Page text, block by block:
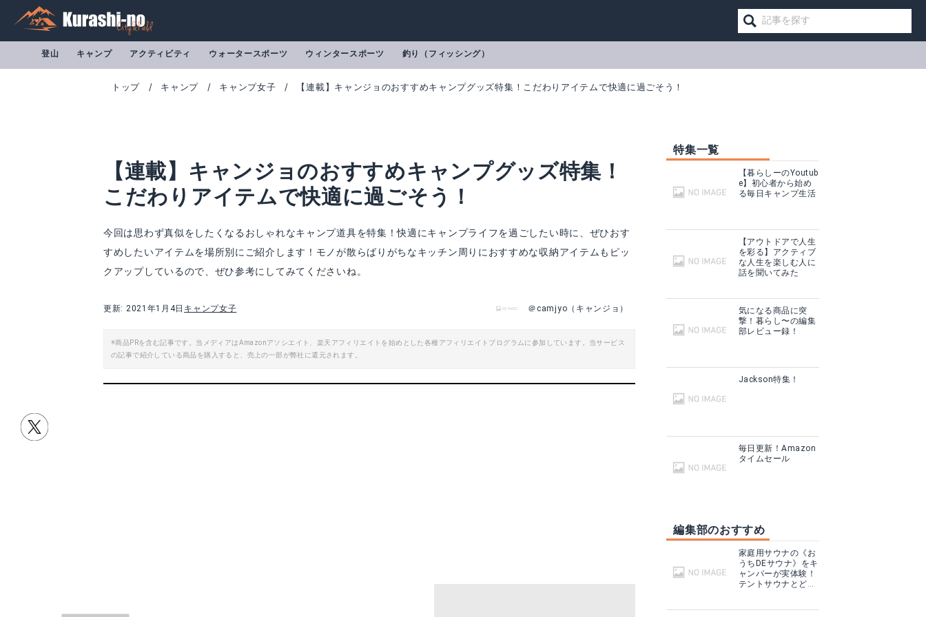
登山 キャンプ アクティビティ ウォータースポーツ ウィンタースポーツ 釣り（フィッシング）
トップ キャンプ キャンプ女子 【連載】キャンジョのおすすめキャンプグッズ特集！こだわりアイテムで快適に過ごそう！
【連載】キャンジョのおすすめキャンプグッズ特集！
こだわりアイテムで快適に過ごそう！
今回は思わず真似をしたくなるおしゃれなキャンプ道具を特集！快適にキャンプライフを過ごしたい時に、ぜひおす
すめしたいアイテムを場所別にご紹介します！モノが散らばりがちなキッチン周りにおすすめな収納アイテムもピッ
クアップしているので、ぜひ参考にしてみてくださいね。
更新: 2021年1月4日 キャンプ女子 ＠camjyo（キャンジョ）
※商品PRを含む記事です。当メディアはAmazonアソシエイト、楽天アフィリエイトを始めとした各種アフィリエイトプログラムに参加しています。当サービス
の記事で紹介している商品を購入すると、売上の一部が弊社に還元されます。
特集一覧
【暮らしーのYoutub
e】初心者から始め
る毎日キャンプ生活
【アウトドアで人生
を彩る】アクティブ
な人生を楽しむ人に
話を聞いてみた
気になる商品に突
撃！暮らし〜の編集
部レビュー録！
Jackson特集！
毎日更新！Amazon
タイムセール
編集部のおすすめ
家庭用サウナの《お
うちDEサウナ》をキ
ャンパーが実体験！
テントサウナとどこ